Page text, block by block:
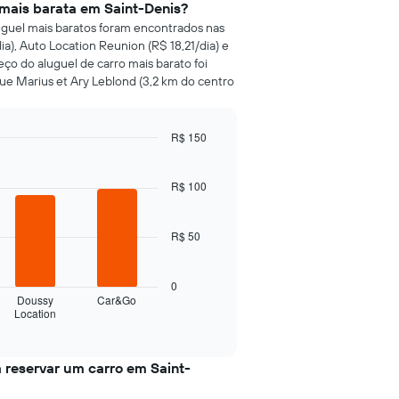
barata em Saint-Denis?
mais baratos foram encontrados nas
Auto Location Reunion (R$ 18,21/dia) e
do aluguel de carro mais barato foi
Marius et Ary Leblond (3,2 km do centro
Doussy
Location
Car&Go
0
R$ 50
R$ 100
R$ 150
um carro em Saint-